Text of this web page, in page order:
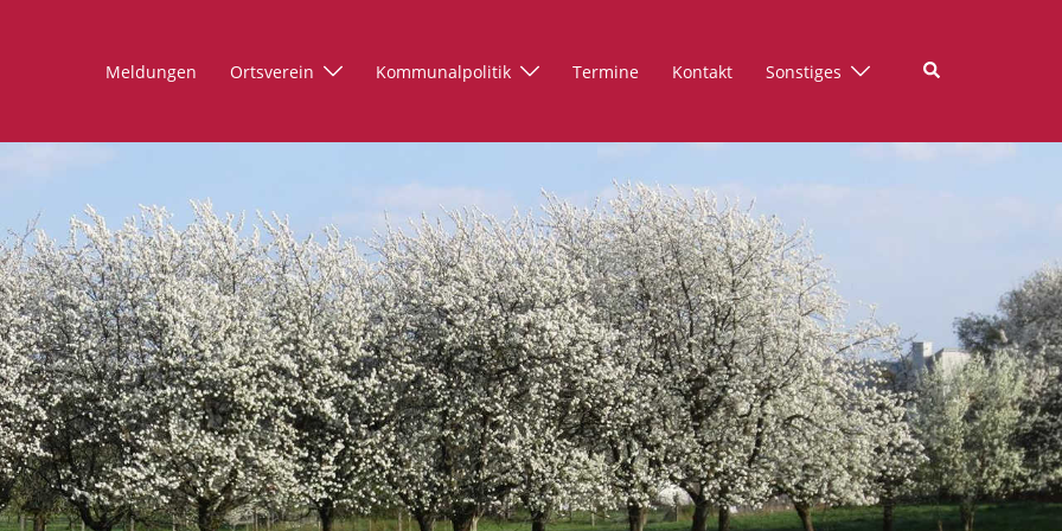
Meldungen Ortsverein Kommunalpolitik Termine Kontakt Sonstiges Suche